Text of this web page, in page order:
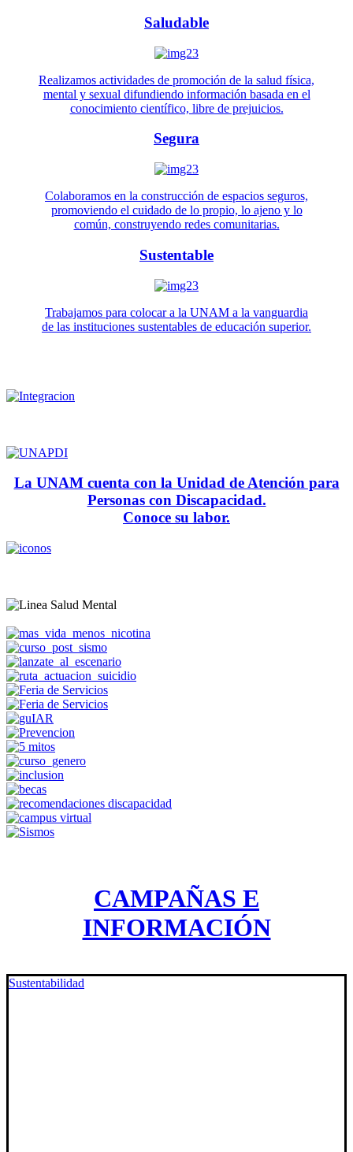
Saludable
Realizamos actividades de promoción de la salud física,
mental y sexual difundiendo información basada en el
conocimiento científico, libre de prejuicios.
Segura
Colaboramos en la construcción de espacios seguros,
promoviendo el cuidado de lo propio, lo ajeno y lo
común, construyendo redes comunitarias.
Sustentable
Trabajamos para colocar a la UNAM a la vanguardia
de las instituciones sustentables de educación superior.
La UNAM cuenta con la Unidad de Atención para
Personas con Discapacidad.
Conoce su labor.
CAMPAÑAS E
INFORMACIÓN
Sustentabilidad